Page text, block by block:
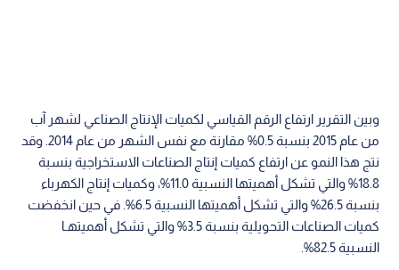
وبين التقرير ارتفاع الرقم القياسي لكميات الإنتاج الصناعي لشهر آب
من عام 2015 بنسبة 0.5% مقارنة مع نفس الشهر من عام 2014. وقد
نتج هذا النمو عن ارتفاع كميات إنتاج الصناعات الاستخراجية بنسبة
18.8% والتي تشكل أهميتها النسبية 11.0%، وكميات إنتاج الكهرباء
بنسبة 26.5% والتي تشكل أهميتها النسبية 6.5%. في حين انخفضت
كميات الصناعات التحويلية بنسبة 3.5% والتي تشكل أهميتهـا
النسبية 82.5%.